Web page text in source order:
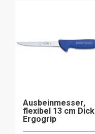
Ausbeinmesser,
flexibel 13 cm Dick
Ergogrip